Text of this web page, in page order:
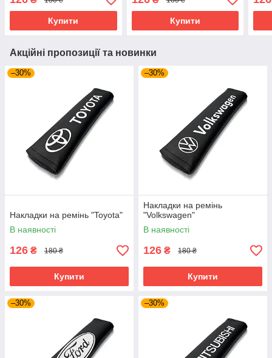
Купити Купити
Акційні пропозиції та новинки
–30%
Накладки на ремінь "Toyota"
В наявності
126 ₴ 180 ₴
Купити
–30%
Накладки на ремінь
"Volkswagen"
В наявності
126 ₴ 180 ₴
Купити
–30% –30%